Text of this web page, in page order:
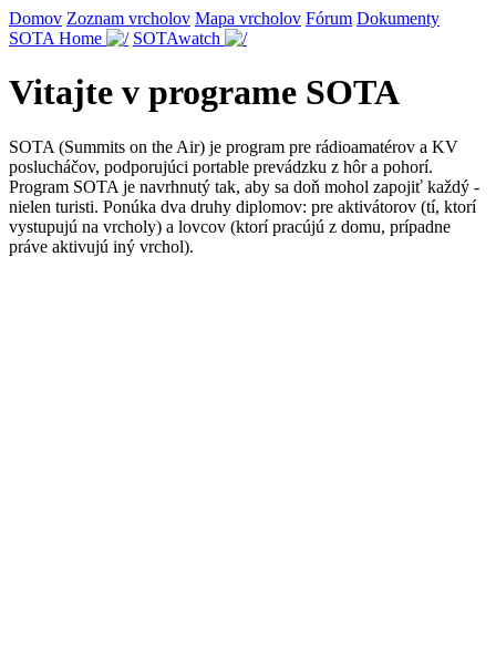
Domov Zoznam vrcholov Mapa vrcholov Fórum Dokumenty
SOTA Home
SOTAwatch
Vitajte v programe SOTA
SOTA (Summits on the Air) je program pre rádioamatérov a KV
poslucháčov, podporujúci portable prevádzku z hôr a pohorí.
Program SOTA je navrhnutý tak, aby sa doň mohol zapojiť každý -
nielen turisti. Ponúka dva druhy diplomov: pre aktivátorov (tí, ktorí
vystupujú na vrcholy) a lovcov (ktorí pracújú z domu, prípadne
práve aktivujú iný vrchol).